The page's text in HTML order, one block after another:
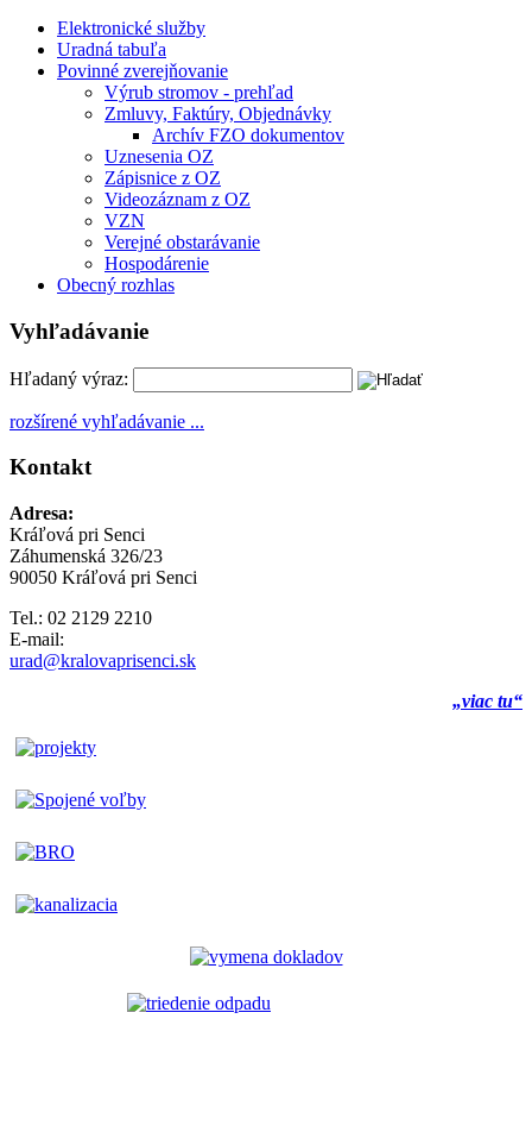
Elektronické služby
Uradná tabuľa
Povinné zverejňovanie
Výrub stromov - prehľad
Zmluvy, Faktúry, Objednávky
Archív FZO dokumentov
Uznesenia OZ
Zápisnice z OZ
Videozáznam z OZ
VZN
Verejné obstarávanie
Hospodárenie
Obecný rozhlas
Vyhľadávanie
Hľadaný výraz:
rozšírené vyhľadávanie ...
Kontakt
Adresa:
Kráľová pri Senci
Záhumenská 326/23
90050 Kráľová pri Senci
Tel.: 02 2129 2210
E-mail:
urad@kralovaprisenci.sk
„viac tu“